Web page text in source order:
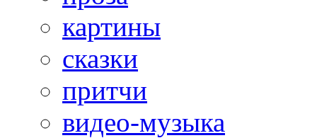
картины
сказки
притчи
видео-музыка